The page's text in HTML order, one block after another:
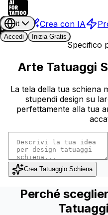
Crea con IA
it
Accedi
Inizia Gratis
Specifico
Arte Tatuaggi
La tela della tua schiena
stupendi design su
perfettamente alla tua
Crea Tatuaggio Schiena
Perché